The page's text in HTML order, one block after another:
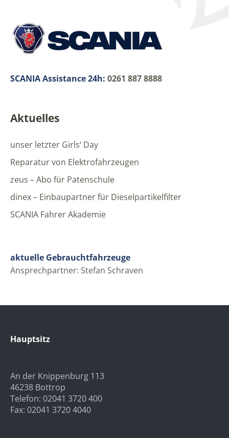
SCANIA Assistance 24h: 0261 887 8888
Aktuelles
unser letzter Girls‘ Day
Reparatur von Elektrofahrzeugen
zeus – Abo für Patenschule
dinex – Einbaupartner für Dieselpartikelfilter
SCANIA Fahrer Akademie
aktuelle Gebrauchtfahrzeuge
Ansprechpartner: Stefan Schraven
Hauptsitz
An der Knippenburg 113
46238 Bottrop
Telefon: 02041 3720 400
Fax: 02041 3720 4040